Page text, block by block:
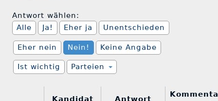
Antwort wählen:
Alle
Ja! Eher ja Unentschieden
Eher nein Nein! Keine Angabe
Ist wichtig Parteien